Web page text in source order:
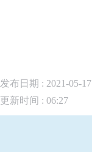
发布日期 : 2021-05-17
更新时间 : 06:27